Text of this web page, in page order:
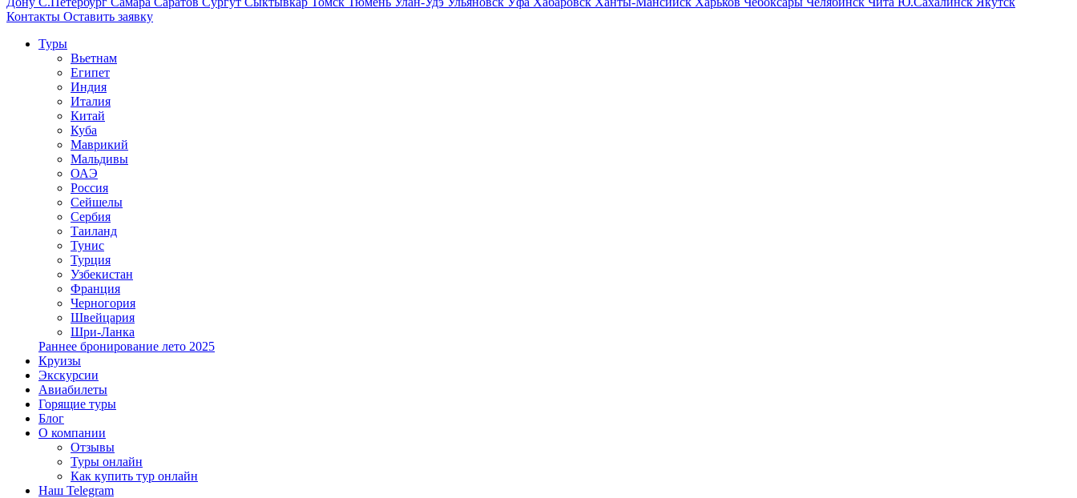
Контакты Оставить заявку
Туры
Вьетнам
Египет
Индия
Италия
Китай
Куба
Маврикий
Мальдивы
ОАЭ
Россия
Сейшелы
Сербия
Таиланд
Тунис
Турция
Узбекистан
Франция
Черногория
Швейцария
Шри-Ланка
Раннее бронирование лето 2025
Круизы
Экскурсии
Авиабилеты
Горящие туры
Блог
О компании
Отзывы
Туры онлайн
Как купить тур онлайн
Наш Telegram